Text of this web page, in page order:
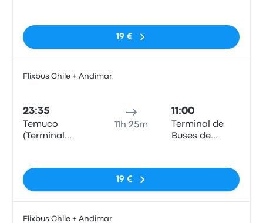
19 €
Flixbus Chile + Andimar
23:35
Temuco
(Terminal
11h 25m
11:00
Terminal de
Buses de
19 €
Flixbus Chile + Andimar